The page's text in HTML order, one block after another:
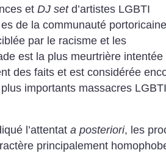
et DJ setd’artistes LGBTI
es de la communauté
par le racisme et les
est la plus meurtrière intentée
des faits et est considérée
importants massacres
l’attentat a posteriori, les
principalement